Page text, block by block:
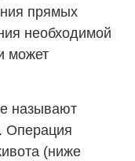
прямых
необходимой
может
называют
Операция
(ниже